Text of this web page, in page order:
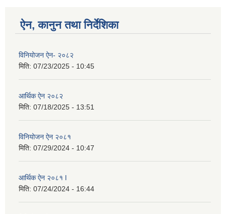
ऐन, कानुन तथा निर्देशिका
विनियोजन ऐन- २०८२
मिति: 07/23/2025 - 10:45
आर्थिक ऐन २०८२
मिति: 07/18/2025 - 13:51
विनियोजन ऐन २०८१
मिति: 07/29/2024 - 10:47
आर्थिक ऐन २०८१ l
मिति: 07/24/2024 - 16:44